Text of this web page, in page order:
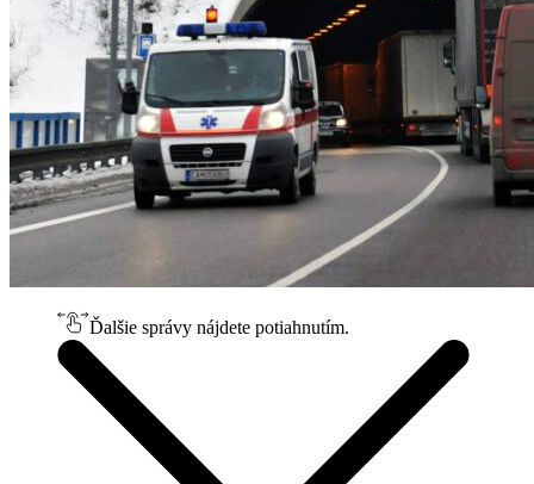
Ďalšie správy nájdete potiahnutím.